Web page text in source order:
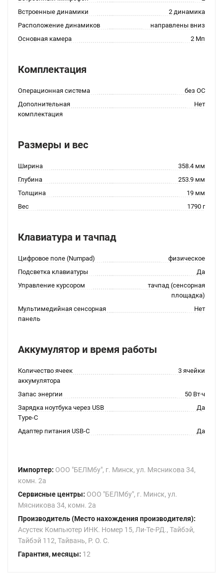
Встроенные динамики
2 динамика
Расположение динамиков
направлены вниз
Основная камера
2 Мп
Комплектация
Операционная система
без ОС
Дополнительная
комплектация
Нет
Размеры и вес
Ширина
358.4 мм
Глубина
253.9 мм
Толщина
19 мм
Вес
1790 г
Клавиатура и тачпад
Цифровое поле (Numpad)
физическое
Подсветка клавиатуры
Да
Управление курсором
тачпад (сенсорная
площадка)
Мультимедийная сенсорная
панель
Нет
Аккумулятор и время работы
Количество ячеек
аккумулятора
3 ячейки
Запас энергии
50 Вт·ч
Зарядка ноутбука через USB
Type-C
Да
Адаптер питания USB-C Да
Импортер: ООО "БЕЛМбу", г. Минск, ул. Мясникова 34,
комн. 2а
Сервисные центры: ООО "БЕЛМбу", г. Минск, ул.
Мясникова 34, комн. 2а
Производитель (Место нахождения производителя):
Асустек Компьютер ИНК. Номер 15, Ли-Те-РД., Тайбэй,
Тайбэй 112, Тайвань, Р. О. С.
Гарантия, месяцы: 12